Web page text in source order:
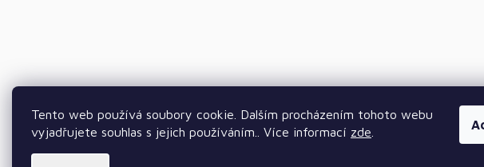
Tento web používá soubory cookie. Dalším procházením tohoto webu
vyjadřujete souhlas s jejich používáním.. Více informací zde